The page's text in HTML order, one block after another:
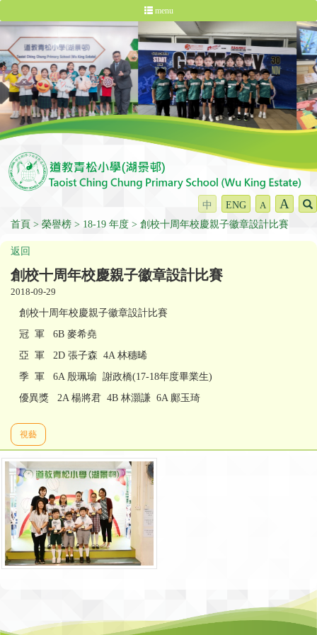
menu
中 ENG A A
首頁 榮譽榜 18-19 年度 創校十周年校慶親子徽章設計比賽
返回
創校十周年校慶親子徽章設計比賽
2018-09-29
創校十周年校慶親子徽章設計比賽
冠 軍 6B 麥希堯
亞 軍 2D 張子森 4A 林穗晞
季 軍 6A 殷珮瑜 謝政橋(17-18年度畢業生)
優異獎 2A 楊將君 4B 林灝謙 6A 鄺玉琦
視藝